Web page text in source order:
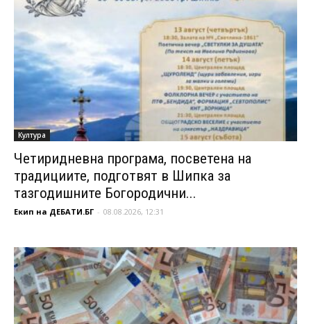
Култура
Четиридневна програма, посветена на
традициите, подготвят в Шипка за
тазгодишните Богородични...
Екип на ДЕБАТИ.БГ - 08.08.2026, 12:31